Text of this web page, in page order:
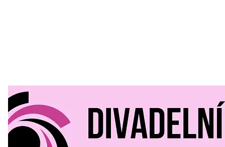
Divadelní Mlýn 30. 07. 2026
Kultura a volný čas
Divadelní mlýn. 15. až 18. října KD